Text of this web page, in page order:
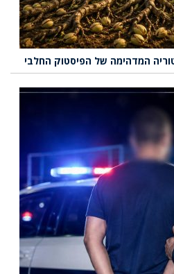
המדהימה של הפיסטוק החלבי